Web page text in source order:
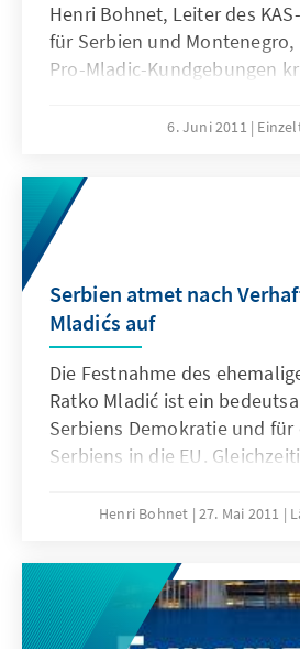
Henri Bohnet, Leiter des
für Serbien und
Pro-Mladic-Kundgebungen
6. Juni 2011
Serbien atmet nach
Mladićs auf
Die Festnahme des
Ratko Mladić ist ein
Serbiens Demokratie und
Serbiens in die EU.
Aussöhnung in der Region
schwersten Konflikte.
Henri Bohnet 27. Mai 2011